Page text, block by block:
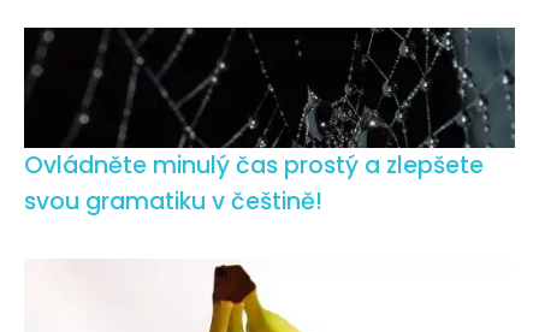
Ovládněte minulý čas prostý a zlepšete
svou gramatiku v češtině!